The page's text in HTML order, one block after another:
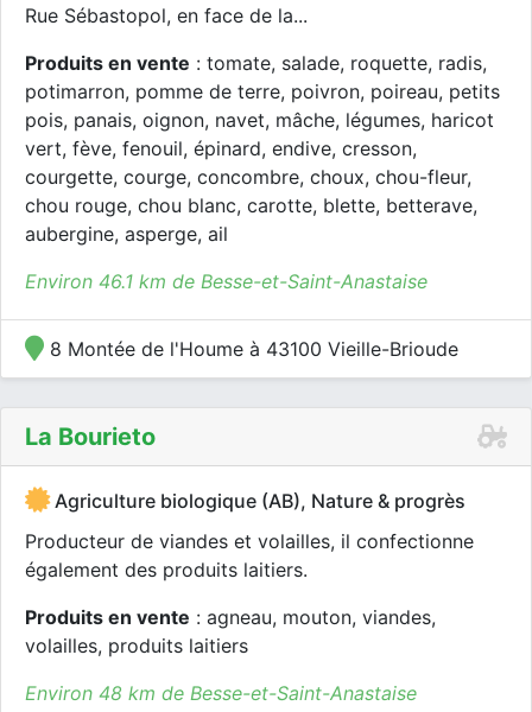
Rue Sébastopol, en face de la...
Produits en vente : tomate, salade, roquette, radis,
potimarron, pomme de terre, poivron, poireau, petits
pois, panais, oignon, navet, mâche, légumes, haricot
vert, fève, fenouil, épinard, endive, cresson,
courgette, courge, concombre, choux, chou-fleur,
chou rouge, chou blanc, carotte, blette, betterave,
aubergine, asperge, ail
Environ 46.1 km de Besse-et-Saint-Anastaise
8 Montée de l'Houme à 43100 Vieille-Brioude
La Bourieto
Agriculture biologique (AB), Nature & progrès
Producteur de viandes et volailles, il confectionne
également des produits laitiers.
Produits en vente : agneau, mouton, viandes,
volailles, produits laitiers
Environ 48 km de Besse-et-Saint-Anastaise